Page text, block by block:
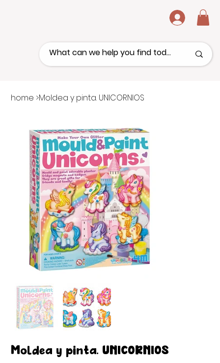
.
home >Moldea y pinta. UNICORNIOS
Moldea y pinta. UNICORNIOS